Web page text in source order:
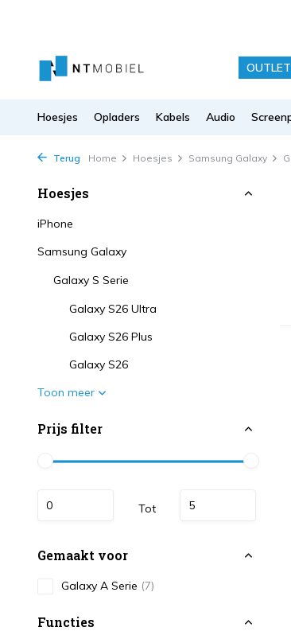
OUTLET
Hoesjes Opladers Kabels Audio
Terug Home Hoesjes Samsung Galaxy
Hoesjes
iPhone
Samsung Galaxy
Galaxy S Serie
Galaxy S26 Ultra
Galaxy S26 Plus
Galaxy S26
Toon meer
Prijs filter
Tot
Gemaakt voor
Galaxy A Serie (7)
Functies